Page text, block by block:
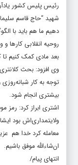
شهید “حاج قاسم
دهیم ما هم باید با
روحیه انقلابی کارها
بعد مادی کمک کنیم تا
وی افزود: بحث
توجه به کار شبانه‌روزی
بیشتری انجام شود.
اشتری ابراز کرد: رمز
ولایتمداری‌اش بود
معامله کرد خدا هم
ان‌شاءالله موفق باشیم.
انتهای پیام/